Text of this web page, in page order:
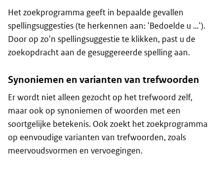
Het zoekprogramma geeft in bepaalde gevallen
spellingsuggesties (te herkennen aan: 'Bedoelde u …').
Door op zo'n spellingsuggestie te klikken, past u de
zoekopdracht aan de gesuggereerde spelling aan.
Synoniemen en varianten van trefwoorden
Er wordt niet alleen gezocht op het trefwoord zelf,
maar ook op synoniemen of woorden met een
soortgelijke betekenis. Ook zoekt het zoekprogramma
op eenvoudige varianten van trefwoorden, zoals
meervoudsvormen en vervoegingen.